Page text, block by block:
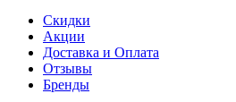
Скидки
Акции
Доставка и Оплата
Отзывы
Бренды